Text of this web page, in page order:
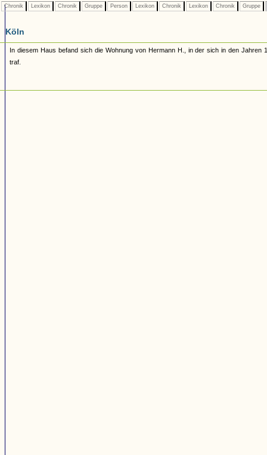
Chronik Lexikon Chronik Gruppe Person Lexikon Chronik Lexikon Chronik Gruppe
Köln
In diesem Haus befand sich die Wohnung von Hermann H., in der sich in den Jahren
traf.